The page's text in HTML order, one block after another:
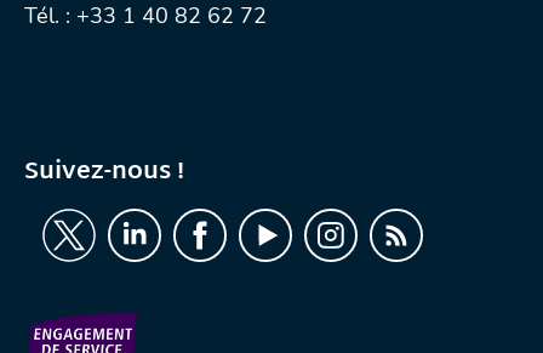
Tél. : +33 1 40 82 62 72
Suivez-nous !